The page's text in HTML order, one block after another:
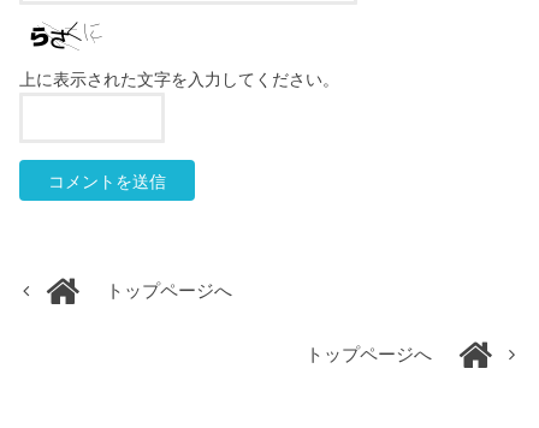
上に表示された文字を入力してください。
トップページへ
トップページへ